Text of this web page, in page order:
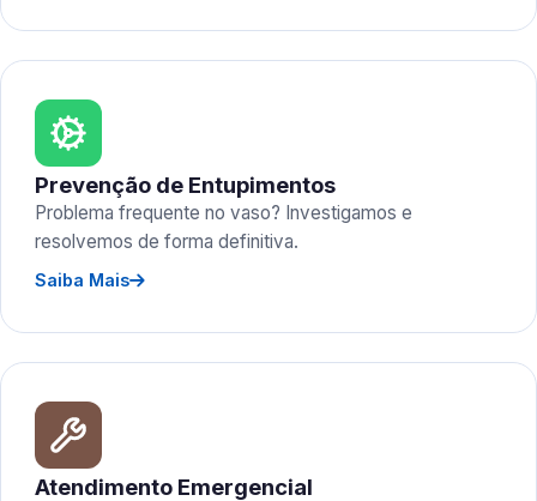
Prevenção de Entupimentos
Problema frequente no vaso? Investigamos e
resolvemos de forma definitiva.
Saiba Mais
Atendimento Emergencial